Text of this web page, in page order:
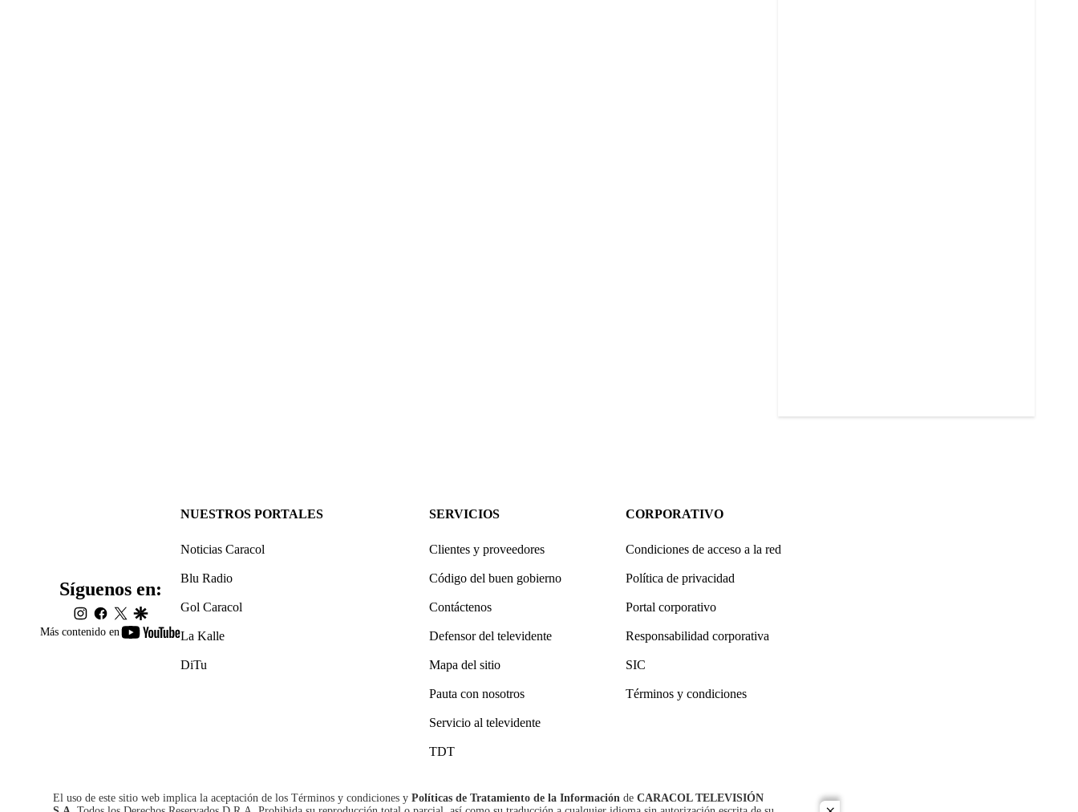
Más contenido en
youtube-
Síguenos en:
instagram
facebook
twittergoogle
NUESTROS PORTALES
Noticias Caracol
Blu Radio
Gol Caracol
La Kalle
DiTu
SERVICIOS
Clientes y proveedores
Código del buen gobierno
Contáctenos
Defensor del televidente
Mapa del sitio
Pauta con nosotros
Servicio al televidente
TDT
CORPORATIVO
Condiciones de acceso a la red
Política de privacidad
Portal corporativo
Responsabilidad corporativa
SIC
Términos y condiciones
El uso de este sitio web implica la aceptación de los Términos y condiciones y Políticas de Tratamiento de la Información de CARACOL TELEVISIÓN